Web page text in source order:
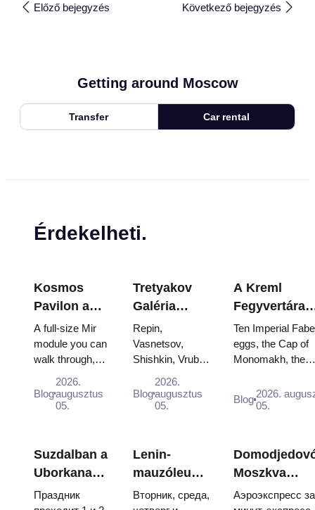
Előző bejegyzés Következő bejegyzés
Getting around Moscow
Transfer Car rental
Érdekelheti.
Kosmos
Pavilon a
VDNKh-ban:
Oroszország
legnagyobb
űrkutató
kiállításán
A full-size Mir
module you can
walk through,
Buran model,
scorched
120 pieces of
flight...
Blog
2026.
augusztus
05.
Tretyakov
Galéria
remekművei:
Azok a
festmények,
amelyek
miatt
Repin,
Vasnetsov,
Shishkin, Vrubel,
Surikov — the
works that stop
why booking
the...
Blog
2026.
augusztus
05.
A Kreml
Fegyvertára
Kincsei:
Fabergé-
Trónok és
Palástok
Ten Imperial
eggs, the Cap of
Monomakh, the
boy tsars and the
coronation dress
Blog 2026.
05.
Suzdalban a
Uborkanap
2026:
Праздник
Lenin-
mauzóleum:
nyitvatartás,
Вторник, среда,
Moszkva
központjába:
Аэроэкспресс